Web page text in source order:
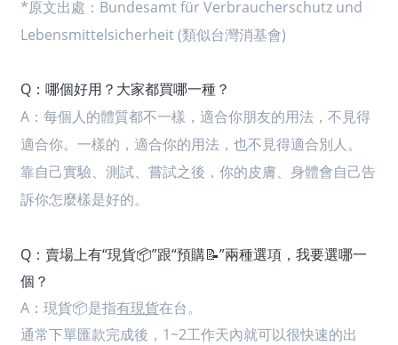
*原文出處：Bundesamt für Verbraucherschutz und
Lebensmittelsicherheit (類似台灣消基會)
Q：哪個好用？大家都買哪一種？
A： 每個人的體質都不一樣，適合你朋友的用法，不見得
適合你。一樣的，適合你的用法，也不見得適合別人。
靠自己實驗、測試、嘗試之後，你的皮膚、身體會自己告
訴你怎麼樣是好的。
Q：賣場上有“現貨📦”跟“預購📝”兩種選項，我要選哪一
個？
A： 現貨📦是指有現貨在台。
通常下單匯款完成後，1~2工作天內就可以很快速的出